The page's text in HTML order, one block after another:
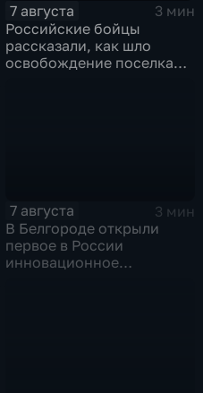
7 августа
3 мин
Российские бойцы
рассказали, как шло
освобождение поселка
7 августа
3 мин
В Белгороде открыли
первое в России
инновационное